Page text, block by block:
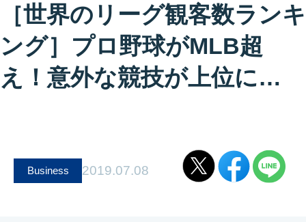
［世界のリーグ観客数ランキ
ング］プロ野球がMLB超
え！意外な競技が上位に…
Business 2019.07.08